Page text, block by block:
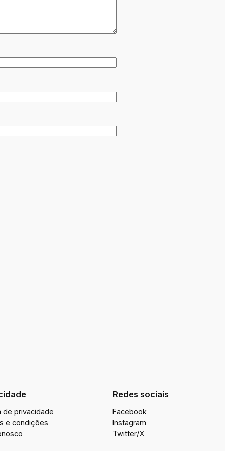
de privacidade
e condições
Redes sociais
Facebook
Instagram
Twitter/X